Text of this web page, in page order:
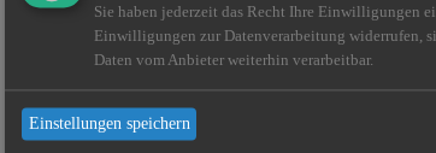
Sie haben jederzeit das Recht Ihre Einwilligungen
Einwilligungen zur Datenverarbeitung widerrufen,
Daten vom Anbieter weiterhin verarbeitbar.
Einstellungen speichern